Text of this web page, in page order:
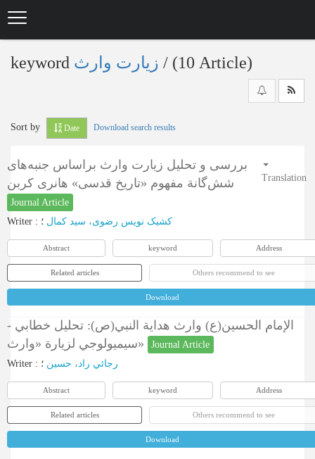
keyword ‎/ (10 Article)
Sort by Date Download search results
بررسی و تحلیل زیارت وارث براساس جنبه‌های
شش‌گانة مفهوم «تاریخ قدسی» هانری کربن
Journal Article
Translation
Writer : کشیک نویس رضوی، سید کمال ؛
Abstract keyword Address
Related articles Others recommend to see
Download
الإمام الحسين(ع) وارث هداية النبي(ص): ‌تحليل خطابي -
سيميولوجي لزيارة «وارث»‌
Journal Article
Writer : رجائي راد، حسین ؛
Abstract keyword Address
Related articles Others recommend to see
Download